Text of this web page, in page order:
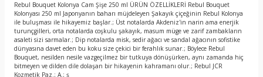
Rebul Bouquet Kolonya Cam Şişe 250 ml ÜRÜN ÖZELLİKLERİ Rebul Bouquet
Kolonyası 250 ml Japonyanın baharı müjdeleyen Şakayık çiçeğinin Rebul Kolonya
ile buluşması ile hikayemiz başlar.; Üst notalarda Akdeniz'in narin ama enerjik
turunçgilleri, orta notalarda coşkulu şakayık, masum müge ve zarif zambakların
asaleti sizi sarmalar.; Dip notalarda misk, sedir ağacı ve sandal ağacının sofistike
dünyasına davet eden bu koku size çekici bir ferahlık sunar.; Böylece Rebul
Bouquet, nesilden nesile vazgeçilmez bir tutkuya dönüşürken, aynı zamanda hiç
bitmeyen ve dilden dile dolaşan bir hikayenin kahramanı olur.; Rebul JCR
Kozmetik Paz.; A.; ş